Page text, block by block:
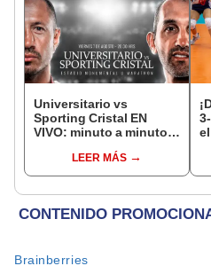
Universitario vs
Sporting Cristal EN
VIVO: minuto a minuto
Clausura de la Liga 1
2026
LEER MÁS